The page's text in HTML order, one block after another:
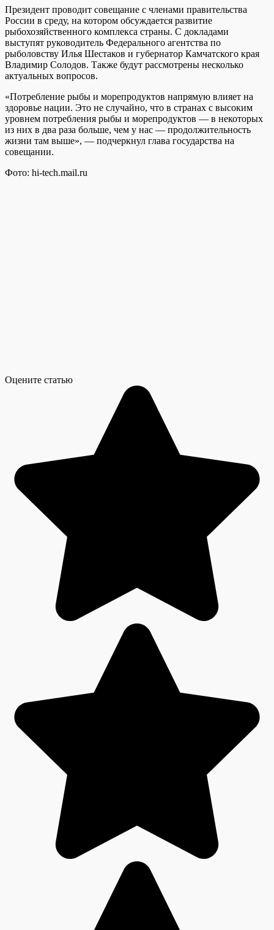
Президент проводит совещание с членами правительства
России в среду, на котором обсуждается развитие
рыбохозяйственного комплекса страны. С докладами
выступят руководитель Федерального агентства по
рыболовству Илья Шестаков и губернатор Камчатского края
Владимир Солодов. Также будут рассмотрены несколько
актуальных вопросов.
«Потребление рыбы и морепродуктов напрямую влияет на
здоровье нации. Это не случайно, что в странах с высоким
уровнем потребления рыбы и морепродуктов — в некоторых
из них в два раза больше, чем у нас — продолжительность
жизни там выше», — подчеркнул глава государства на
совещании.
Фото: hi-tech.mail.ru
Оцените статью